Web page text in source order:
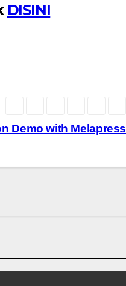
DISINI
Demo with Melapress